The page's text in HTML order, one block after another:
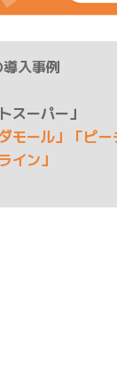
入事例
スーパー」
モール」「ピー
イン」